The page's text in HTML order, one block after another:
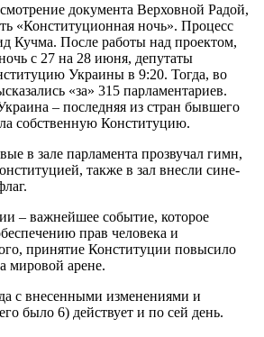
документа Верховной Радой,
«Конституционная ночь». Процесс
Кучма. После работы над проектом,
с 27 на 28 июня, депутаты
Украины в 9:20. Тогда, во
«за» 315 парламентариев.
– последняя из стран бывшего
собственную Конституцию.
в зале парламента прозвучал гимн,
также в зал внесли сине-
– важнейшее событие, которое
прав человека и
принятие Конституции повысило
мировой арене.
с внесенными изменениями и
было 6) действует и по сей день.